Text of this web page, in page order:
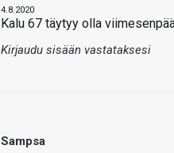
4.8.2020
Kalu 67 täytyy olla
Kirjaudu sisään vastataksesi
Sampsa